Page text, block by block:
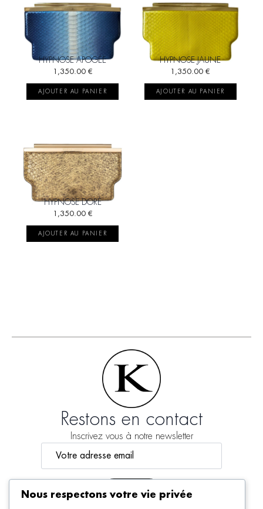
HYPNOSE APOGÉE
1,350.00 €
AJOUTER AU PANIER
HYPNOSE JAUNE
1,350.00€
AJOUTER AU PANIER
HYPNOSE DORÉ
1,350.00 €
AJOUTER AU PANIER
Restons en contact
Inscrivez vous à notre newsletter
Email
S'inscrire
Nous respectons votre vie privée